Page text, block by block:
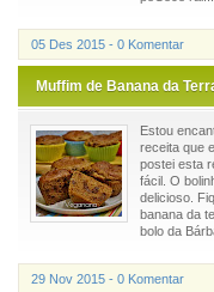
05 Des 2015 - 0 Komentar
Muffim de Banana da
Estou
receita que
postei esta
fácil. O
delicioso.
banana da
bolo da
29 Nov 2015 - 0 Komentar